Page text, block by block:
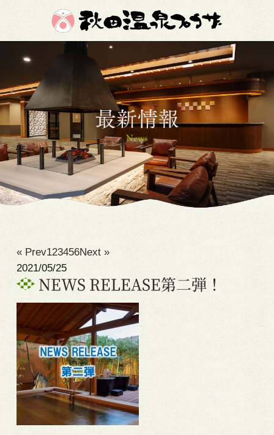
« Prev123456Next »
2021/05/25
NEWS RELEASE第二弾！